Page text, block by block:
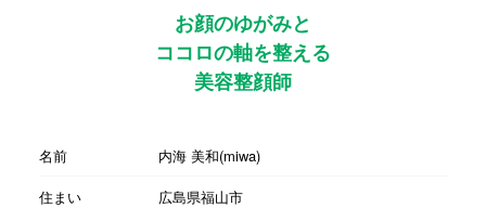
お顔のゆがみと
ココロの軸を整える
美容整顔師
名前
内海 美和(miwa)
住まい
広島県福山市